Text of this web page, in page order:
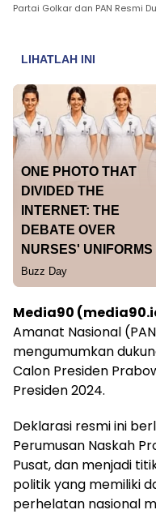
Partai Golkar dan PAN Resmi
Media90
Amanat Nasional
mengumumkan
Calon Presiden
Presiden 2024.
Deklarasi resmi ini
Perumusan Naskah
Pusat, dan menjadi
politik yang memiliki
perhelatan nasional